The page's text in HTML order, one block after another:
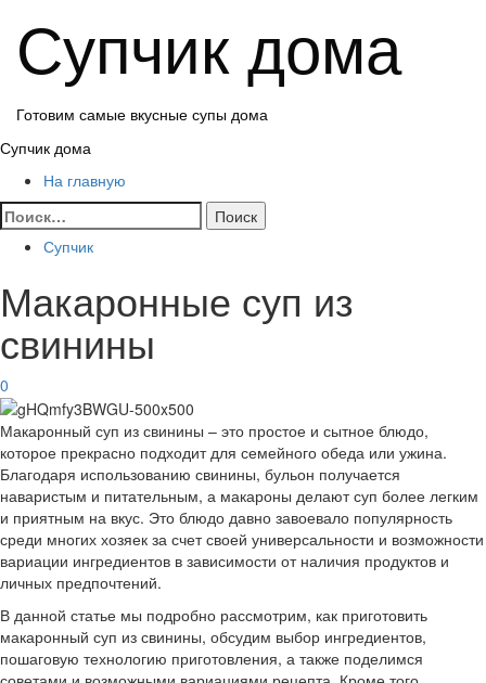
содержимому
Супчик дома
Готовим самые вкусные супы дома
Основное
Супчик дома
На главную
Найти:
Супчик
Макаронные суп из
свинины
0
Макаронный суп из свинины – это простое и сытное блюдо,
которое прекрасно подходит для семейного обеда или ужина.
Благодаря использованию свинины, бульон получается
наваристым и питательным, а макароны делают суп более легким
и приятным на вкус. Это блюдо давно завоевало популярность
среди многих хозяек за счет своей универсальности и возможности
вариации ингредиентов в зависимости от наличия продуктов и
личных предпочтений.
В данной статье мы подробно рассмотрим, как приготовить
макаронный суп из свинины, обсудим выбор ингредиентов,
пошаговую технологию приготовления, а также поделимся